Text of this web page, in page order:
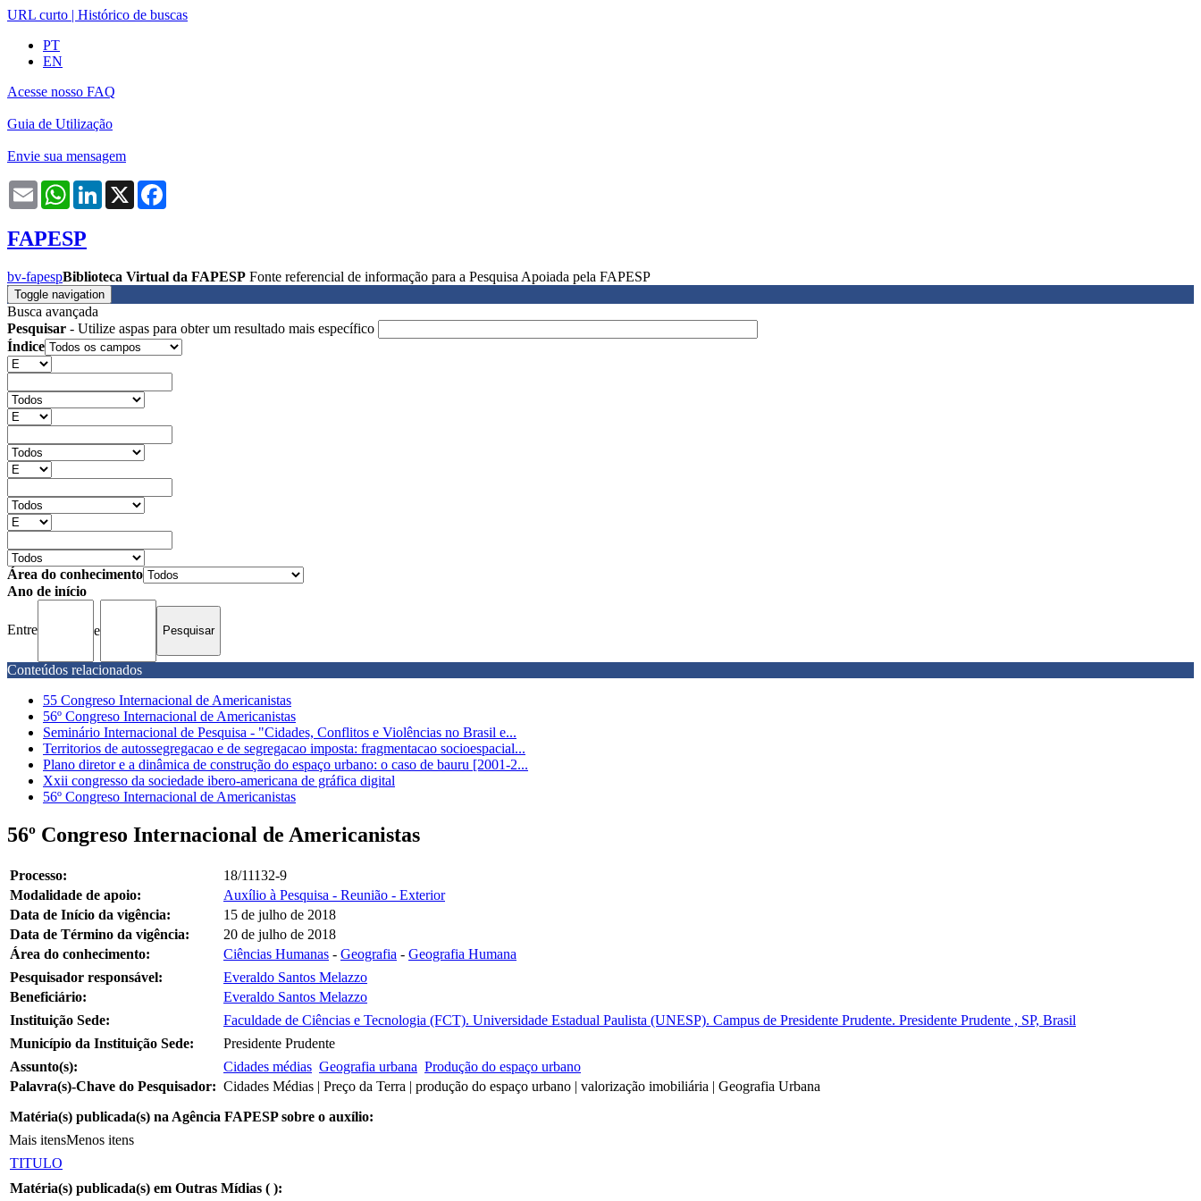
URL curto | Histórico de buscas
PT
EN
Acesse nosso FAQ
Guia de Utilização
Envie sua mensagem
Email WhatsAppLinkedIn
X
FAPESP
bv-fapespBiblioteca Virtual da FAPESP Fonte referencial de informação para a Pesquisa Apoiada pela FAPESP
Toggle navigation
Busca avançada
Pesquisar - Utilize aspas para obter um resultado mais específico
Índice
Área do conhecimento
Ano de início
Entre e
Conteúdos relacionados
55 Congreso Internacional de Americanistas
56º Congreso Internacional de Americanistas
Seminário Internacional de Pesquisa - "Cidades, Conflitos e Violências no Brasil e...
Territorios de autossegregacao e de segregacao imposta: fragmentacao socioespacial...
Plano diretor e a dinâmica de construção do espaço urbano: o caso de bauru [2001-2...
Xxii congresso da sociedade ibero-americana de gráfica digital
56º Congreso Internacional de Americanistas
56º Congreso Internacional de Americanistas
Processo:
18/11132-9
Modalidade de apoio:
Auxílio à Pesquisa - Reunião - Exterior
Data de Início da vigência:
15 de julho de 2018
Data de Término da vigência:
20 de julho de 2018
Área do conhecimento:
Ciências Humanas - Geografia - Geografia Humana
Pesquisador responsável:
Everaldo Santos Melazzo
Beneficiário:
Everaldo Santos Melazzo
Instituição Sede:
Faculdade de Ciências e Tecnologia (FCT). Universidade Estadual Paulista (UNESP). Campus de Presidente Prudente. Presidente Prudente , SP, Brasil
Município da Instituição Sede:
Presidente Prudente
Assunto(s):
Cidades médias Geografia urbana Produção do espaço urbano
Palavra(s)-Chave do Pesquisador: Cidades Médias | Preço da Terra | produção do espaço urbano | valorização imobiliária | Geografia Urbana
Matéria(s) publicada(s) na Agência FAPESP sobre o auxílio:
Mais itensMenos itens
TITULO
Matéria(s) publicada(s) em Outras Mídias ( ):